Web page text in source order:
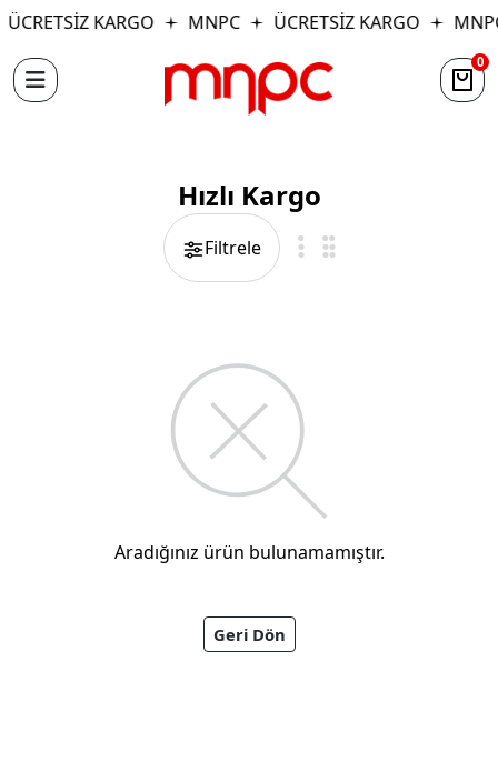
ÜCRETSİZ KARGO MNPC ÜCRETSİZ KARGO
0
Hızlı Kargo
Filtrele
Aradığınız ürün bulunamamıştır.
Geri Dön